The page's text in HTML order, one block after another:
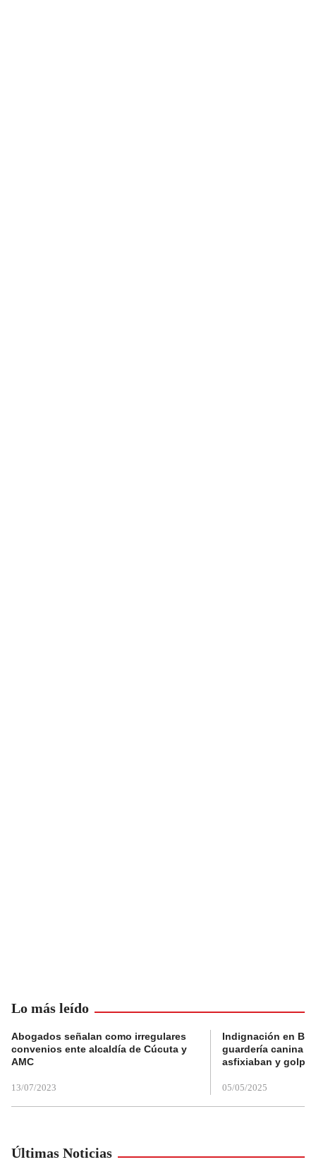
Lo más leído
Abogados señalan como irregulares
convenios ente alcaldía de Cúcuta y
AMC
13/07/2023
Indignación en
guardería canina
asfixiaban y
05/05/2025
Últimas Noticias